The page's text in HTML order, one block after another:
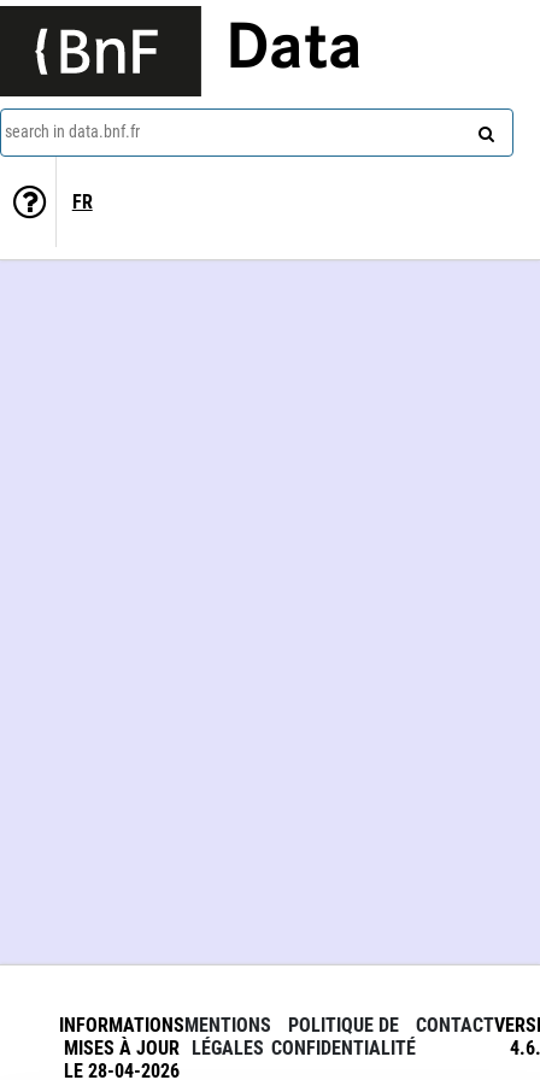
Data
search in data.bnf.fr
FR
INFORMATIONS
MISES À JOUR
LE 28-04-2026
MENTIONS
LÉGALES
POLITIQUE DE
CONFIDENTIALITÉ
CONTACT